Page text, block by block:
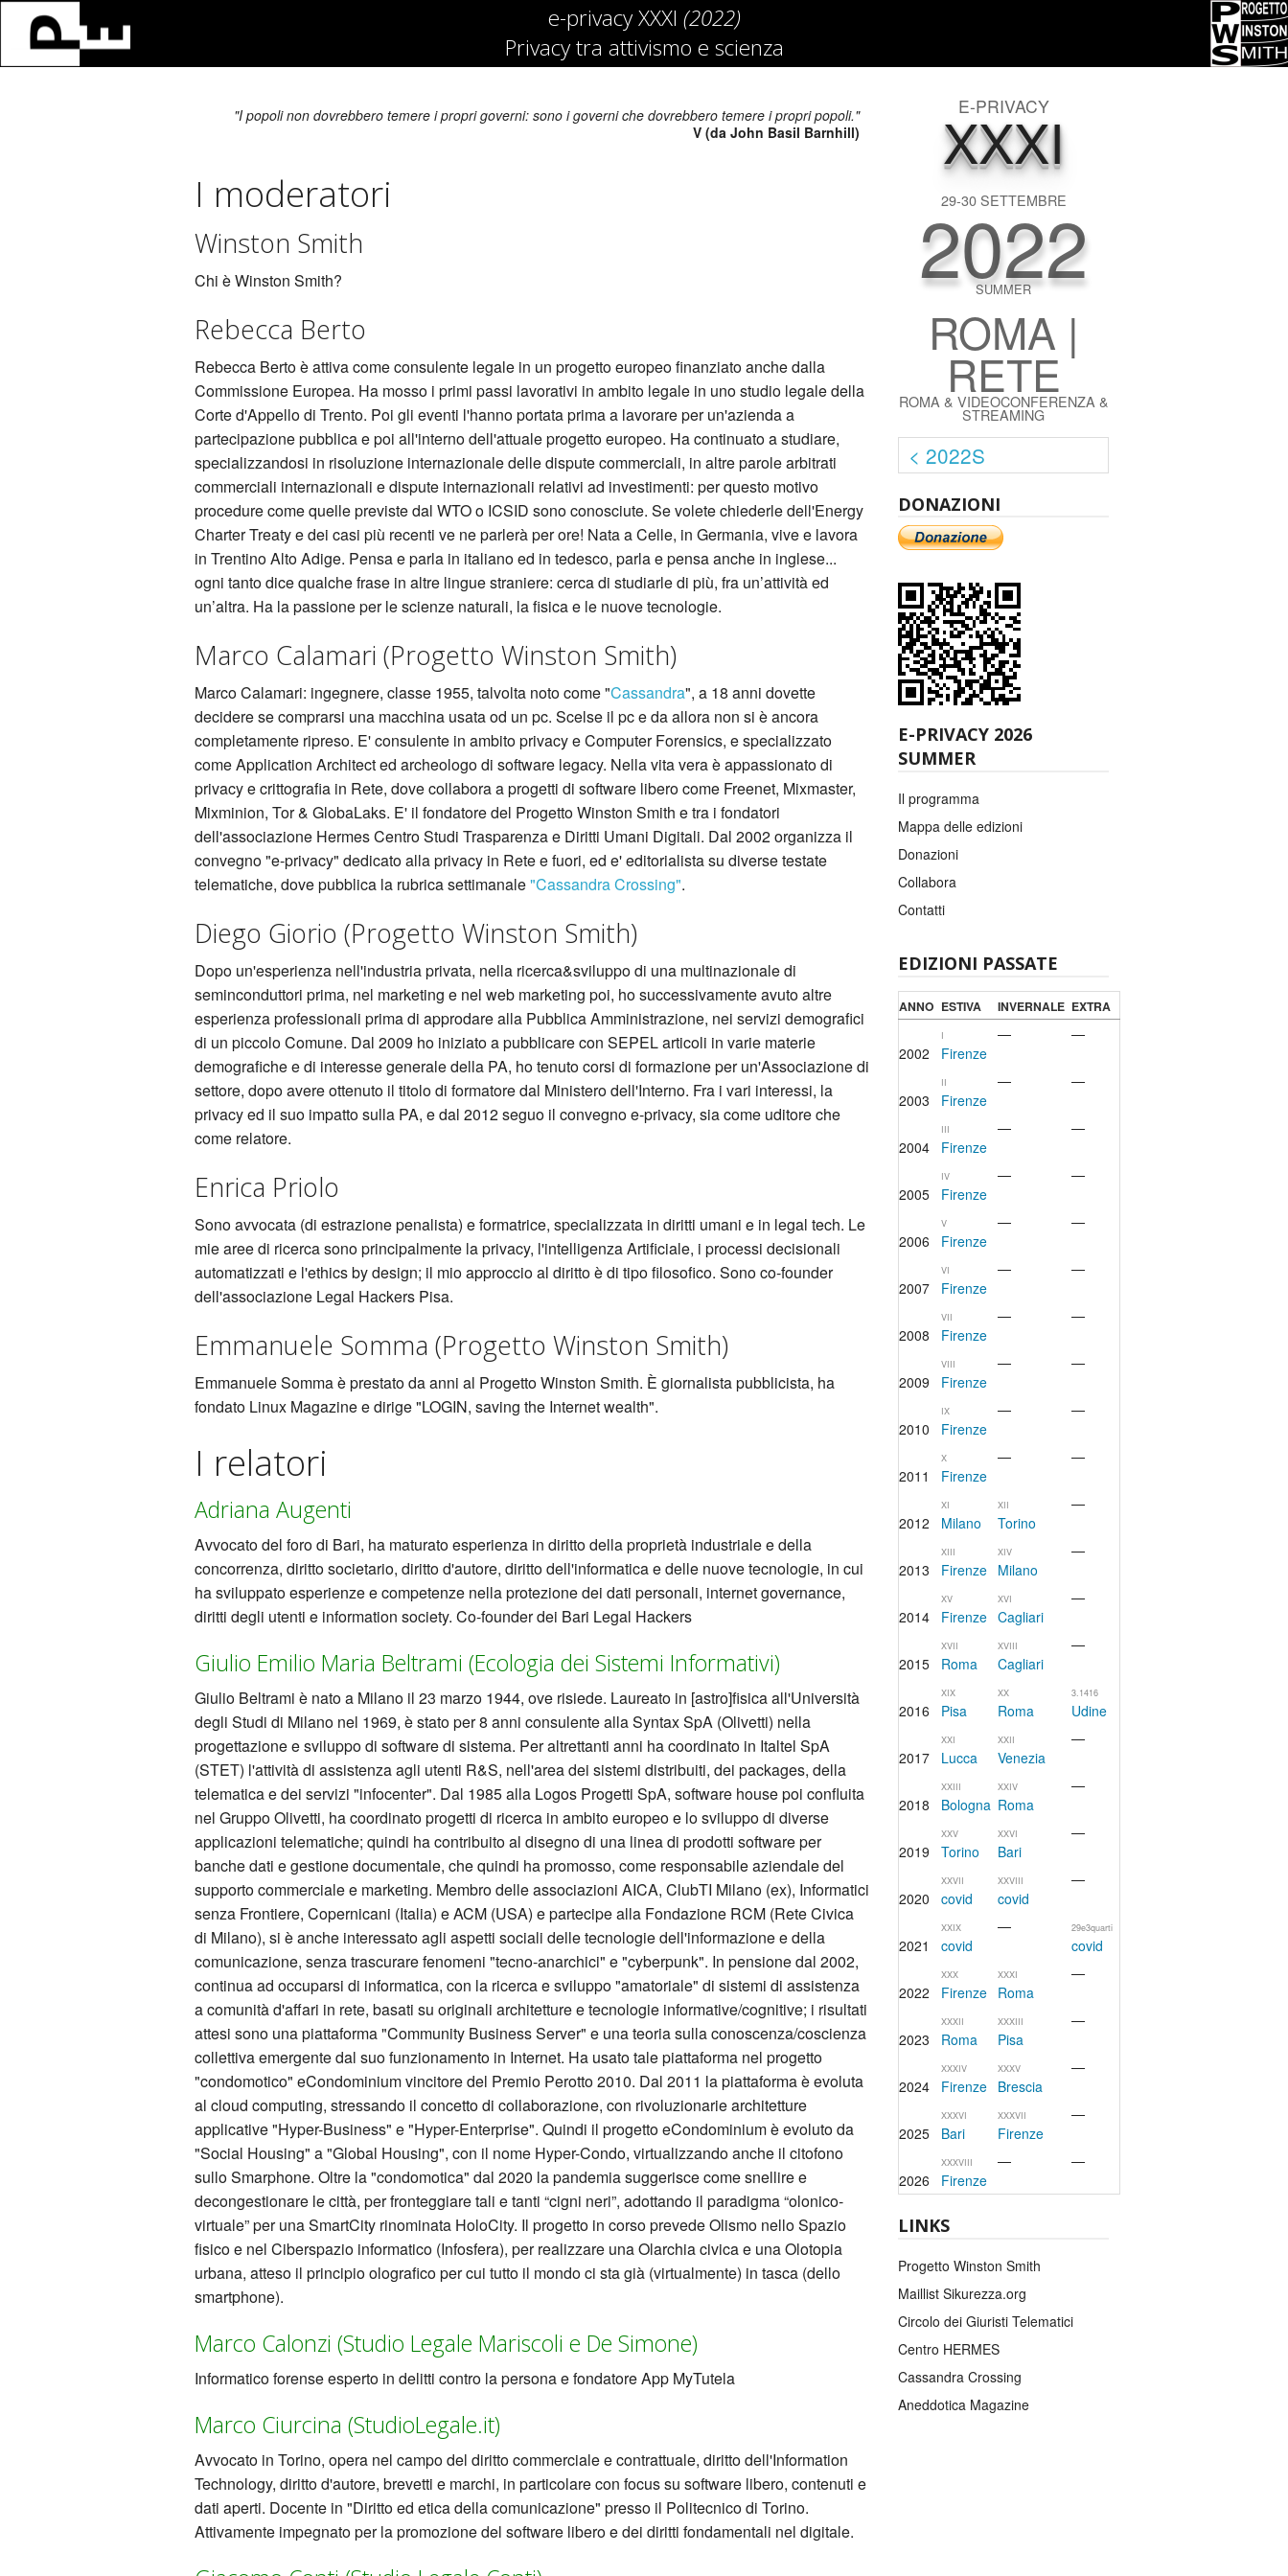
e-privacy XXXI (2022)
Privacy tra attivismo e scienza
"I popoli non dovrebbero temere i propri governi: sono i governi che dovrebbero temere i propri popoli."
V (da John Basil Barnhill)
I moderatori
Winston Smith
Chi è Winston Smith?
Rebecca Berto
Rebecca Berto è attiva come consulente legale in un progetto europeo finanziato anche dalla
Commissione Europea. Ha mosso i primi passi lavorativi in ambito legale in uno studio legale della
Corte d'Appello di Trento. Poi gli eventi l'hanno portata prima a lavorare per un'azienda a
partecipazione pubblica e poi all'interno dell'attuale progetto europeo. Ha continuato a studiare,
specializzandosi in risoluzione internazionale delle dispute commerciali, in altre parole arbitrati
commerciali internazionali e dispute internazionali relativi ad investimenti: per questo motivo
procedure come quelle previste dal WTO o ICSID sono conosciute. Se volete chiederle dell'Energy
Charter Treaty e dei casi più recenti ve ne parlerà per ore! Nata a Celle, in Germania, vive e lavora
in Trentino Alto Adige. Pensa e parla in italiano ed in tedesco, parla e pensa anche in inglese...
ogni tanto dice qualche frase in altre lingue straniere: cerca di studiarle di più, fra un’attività ed
un’altra. Ha la passione per le scienze naturali, la fisica e le nuove tecnologie.
Marco Calamari (Progetto Winston Smith)
Marco Calamari: ingegnere, classe 1955, talvolta noto come "Cassandra", a 18 anni dovette
decidere se comprarsi una macchina usata od un pc. Scelse il pc e da allora non si è ancora
completamente ripreso. E' consulente in ambito privacy e Computer Forensics, e specializzato
come Application Architect ed archeologo di software legacy. Nella vita vera è appassionato di
privacy e crittografia in Rete, dove collabora a progetti di software libero come Freenet, Mixmaster,
Mixminion, Tor & GlobaLaks. E' il fondatore del Progetto Winston Smith e tra i fondatori
dell'associazione Hermes Centro Studi Trasparenza e Diritti Umani Digitali. Dal 2002 organizza il
convegno "e-privacy" dedicato alla privacy in Rete e fuori, ed e' editorialista su diverse testate
telematiche, dove pubblica la rubrica settimanale"Cassandra Crossing".
Diego Giorio (Progetto Winston Smith)
Dopo un'esperienza nell'industria privata, nella ricerca&sviluppo di una multinazionale di
seminconduttori prima, nel marketing e nel web marketing poi, ho successivamente avuto altre
esperienza professionali prima di approdare alla Pubblica Amministrazione, nei servizi demografici
di un piccolo Comune. Dal 2009 ho iniziato a pubblicare con SEPEL articoli in varie materie
demografiche e di interesse generale della PA, ho tenuto corsi di formazione per un'Associazione di
settore, dopo avere ottenuto il titolo di formatore dal Ministero dell'Interno. Fra i vari interessi, la
privacy ed il suo impatto sulla PA, e dal 2012 seguo il convegno e-privacy, sia come uditore che
come relatore.
Enrica Priolo
Sono avvocata (di estrazione penalista) e formatrice, specializzata in diritti umani e in legal tech. Le
mie aree di ricerca sono principalmente la privacy, l'intelligenza Artificiale, i processi decisionali
automatizzati e l'ethics by design; il mio approccio al diritto è di tipo filosofico. Sono co-founder
dell'associazione Legal Hackers Pisa.
Emmanuele Somma (Progetto Winston Smith)
Emmanuele Somma è prestato da anni al Progetto Winston Smith. È giornalista pubblicista, ha
fondato Linux Magazine e dirige "LOGIN, saving the Internet wealth".
I relatori
Adriana Augenti
Avvocato del foro di Bari, ha maturato esperienza in diritto della proprietà industriale e della
concorrenza, diritto societario, diritto d'autore, diritto dell'informatica e delle nuove tecnologie, in cui
ha sviluppato esperienze e competenze nella protezione dei dati personali, internet governance,
diritti degli utenti e information society. Co-founder dei Bari Legal Hackers
Giulio Emilio Maria Beltrami (Ecologia dei Sistemi Informativi)
Giulio Beltrami è nato a Milano il 23 marzo 1944, ove risiede. Laureato in [astro]fisica all'Università
degli Studi di Milano nel 1969, è stato per 8 anni consulente alla Syntax SpA (Olivetti) nella
progettazione e sviluppo di software di sistema. Per altrettanti anni ha coordinato in Italtel SpA
(STET) l'attività di assistenza agli utenti R&S, nell'area dei sistemi distribuiti, dei packages, della
telematica e dei servizi "infocenter". Dal 1985 alla Logos Progetti SpA, software house poi confluita
nel Gruppo Olivetti, ha coordinato progetti di ricerca in ambito europeo e lo sviluppo di diverse
applicazioni telematiche; quindi ha contribuito al disegno di una linea di prodotti software per
banche dati e gestione documentale, che quindi ha promosso, come responsabile aziendale del
supporto commerciale e marketing. Membro delle associazioni AICA, ClubTI Milano (ex), Informatici
senza Frontiere, Copernicani (Italia) e ACM (USA) e partecipe alla Fondazione RCM (Rete Civica
di Milano), si è anche interessato agli aspetti sociali delle tecnologie dell'informazione e della
comunicazione, senza trascurare fenomeni "tecno-anarchici" e "cyberpunk". In pensione dal 2002,
continua ad occuparsi di informatica, con la ricerca e sviluppo "amatoriale" di sistemi di assistenza
a comunità d'affari in rete, basati su originali architetture e tecnologie informative/cognitive; i risultati
attesi sono una piattaforma "Community Business Server"​ e una teoria sulla conoscenza/coscienza
collettiva emergente dal suo funzionamento in Internet. Ha usato tale piattaforma nel progetto
"condomotico" eCondominium vincitore del Premio Perotto 2010. Dal 2011 la piattaforma è evoluta
al cloud​ computing, stressando il concetto di collaborazione, con rivoluzionarie architetture
applicative "Hyper-Business"​ e "Hyper-Enterprise". Quindi il progetto eCondominium è evoluto da
"Social Housing" a "Global Housing", con il nome Hyper-Condo, virtualizzando anche il citofono
sullo Smarphone. Oltre la "condomotica" dal 2020 la pandemia suggerisce come snellire e
decongestionare le città, per fronteggiare tali e tanti “cigni neri”, adottando il paradigma “olonico-
virtuale” per una SmartCity rinominata HoloCity. Il progetto in corso prevede Olismo nello Spazio
fisico e nel Ciberspazio informatico (Infosfera), per realizzare una Olarchia civica e una Olotopia
urbana, atteso il principio olografico per cui tutto il mondo ci sta già (virtualmente) in tasca (dello
smartphone).
Marco Calonzi (Studio Legale Mariscoli e De Simone)
Informatico forense esperto in delitti contro la persona e fondatore App MyTutela
Marco Ciurcina (StudioLegale.it)
Avvocato in Torino, opera nel campo del diritto commerciale e contrattuale, diritto dell'Information
Technology, diritto d'autore, brevetti e marchi, in particolare con focus su software libero, contenuti e
dati aperti. Docente in "Diritto ed etica della comunicazione" presso il Politecnico di Torino.
Attivamente impegnato per la promozione del software libero e dei diritti fondamentali nel digitale.
E-PRIVACY
XXXI
29-30 SETTEMBRE
2022
SUMMER
ROMA |
RETE
ROMA & VIDEOCONFERENZA &
STREAMING
< 2022S
DONAZIONI
E-PRIVACY 2026
SUMMER
Il programma
Mappa delle edizioni
Donazioni
Collabora
Contatti
EDIZIONI PASSATE
ANNO ESTIVA INVERNALE EXTRA
2002
I
Firenze
— —
2003
II
Firenze
— —
2004
III
Firenze
— —
2005
IV
Firenze
— —
2006
V
Firenze
— —
2007
VI
Firenze
— —
2008
VII
Firenze
— —
2009
VIII
Firenze
— —
2010
IX
Firenze
— —
2011
X
Firenze
— —
2012
XI
Milano
XII
Torino
—
2013
XIII
Firenze
XIV
Milano
—
2014
XV
Firenze
XVI
Cagliari
—
2015
XVII
Roma
XVIII
Cagliari
—
2016
XIX
Pisa
XX
Roma
3.1416
Udine
2017
XXI
Lucca
XXII
Venezia
—
2018
XXIII
Bologna
XXIV
Roma
—
2019
XXV
Torino
XXVI
Bari
—
2020
XXVII
covid
XXVIII
covid
—
2021
XXIX
covid
— 29e3quarti
covid
2022
XXX
Firenze
XXXI
Roma
—
2023
XXXII
Roma
XXXIII
Pisa
—
2024
XXXIV
Firenze
XXXV
Brescia
—
2025
XXXVI
Bari
XXXVII
Firenze
—
2026
XXXVIII
Firenze
— —
LINKS
Progetto Winston Smith
Maillist Sikurezza.org
Circolo dei Giuristi Telematici
Centro HERMES
Cassandra Crossing
Aneddotica Magazine